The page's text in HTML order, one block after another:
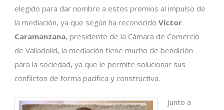
elegido para dar nombre a estos premios al impulso de
la mediación, ya que según ha reconocido Víctor
Caramanzana, presidente de la Cámara de Comercio
de Valladolid, la mediación tiene mucho de bendición
para la sociedad, ya que le permite solucionar sus
conflictos de forma pacífica y constructiva.
Junto a